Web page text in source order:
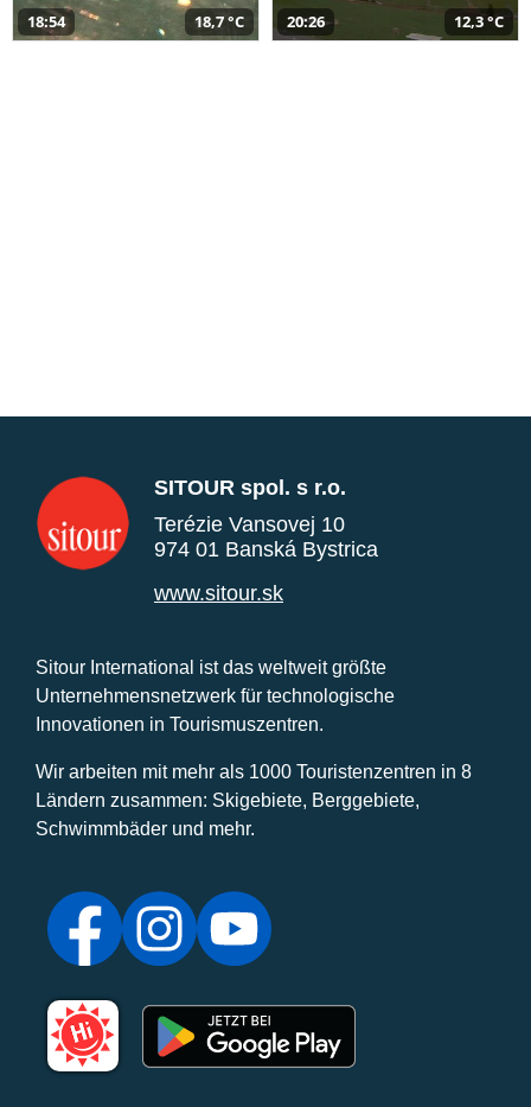
18:54 18,7 °C 20:26 12,3 °C
SITOUR spol. s r.o.
Terézie Vansovej 10
974 01 Banská Bystrica
www.sitour.sk
Sitour International ist das weltweit größte
Unternehmensnetzwerk für technologische
Innovationen in Tourismuszentren.
Wir arbeiten mit mehr als 1000 Touristenzentren in 8
Ländern zusammen: Skigebiete, Berggebiete,
Schwimmbäder und mehr.